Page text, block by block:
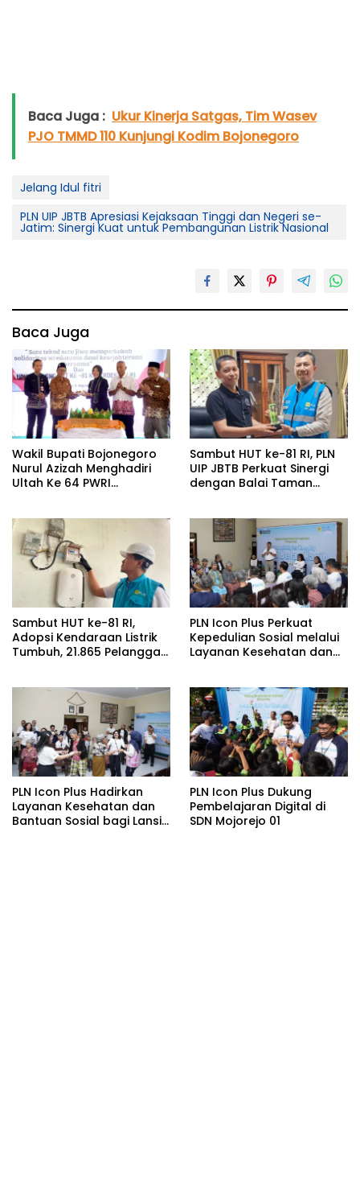
Baca Juga : Ukur Kinerja Satgas, Tim Wasev
PJO TMMD 110 Kunjungi Kodim Bojonegoro
Jelang Idul fitri
PLN UIP JBTB Apresiasi Kejaksaan Tinggi dan Negeri se-
Jatim: Sinergi Kuat untuk Pembangunan Listrik Nasional
Baca Juga
Wakil Bupati Bojonegoro
Nurul Azizah Menghadiri
Ultah Ke 64 PWRI
Sambut HUT ke-81 RI, PLN
UIP JBTB Perkuat Sinergi
dengan Balai Taman
SUTET 500 kV Paiton–
Watudodol/Kalipuro
Sambut HUT ke-81 RI,
Adopsi Kendaraan Listrik
Tumbuh, 21.865 Pelanggan
pada Semester I 2026
PLN Icon Plus Perkuat
Kepedulian Sosial melalui
Layanan Kesehatan dan
PLN Icon Plus Hadirkan
Layanan Kesehatan dan
Bantuan Sosial bagi Lansia
PLN Icon Plus Dukung
Pembelajaran Digital di
SDN Mojorejo 01